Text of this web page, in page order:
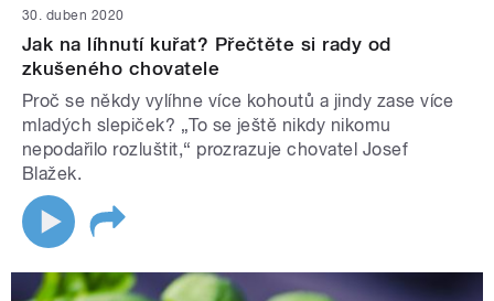
30. duben 2020
Jak na líhnutí kuřat? Přečtěte si rady od
zkušeného chovatele
Proč se někdy vylíhne více kohoutů a jindy zase více
mladých slepiček? „To se ještě nikdy nikomu
nepodařilo rozluštit,“ prozrazuje chovatel Josef
Blažek.